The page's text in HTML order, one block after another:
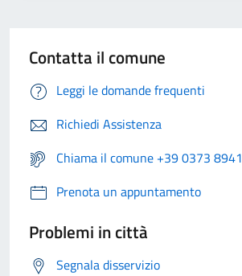
Contatta il comune
Leggi le domande frequenti
Richiedi Assistenza
Chiama il comune +39 0373 8941
Prenota un appuntamento
Problemi in città
Segnala disservizio